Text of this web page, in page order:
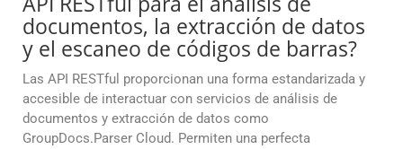
documentos, la extracción de datos
y el escaneo de códigos de barras?
Las API RESTful proporcionan una forma estandarizada y
accesible de interactuar con servicios de análisis de
documentos y extracción de datos como
GroupDocs.Parser Cloud. Permiten una perfecta